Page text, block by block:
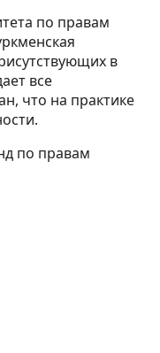
по правам
в
все
что на практике
по правам